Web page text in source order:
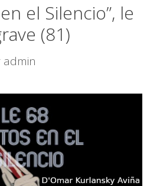
el Silencio”, le
(81)
admin